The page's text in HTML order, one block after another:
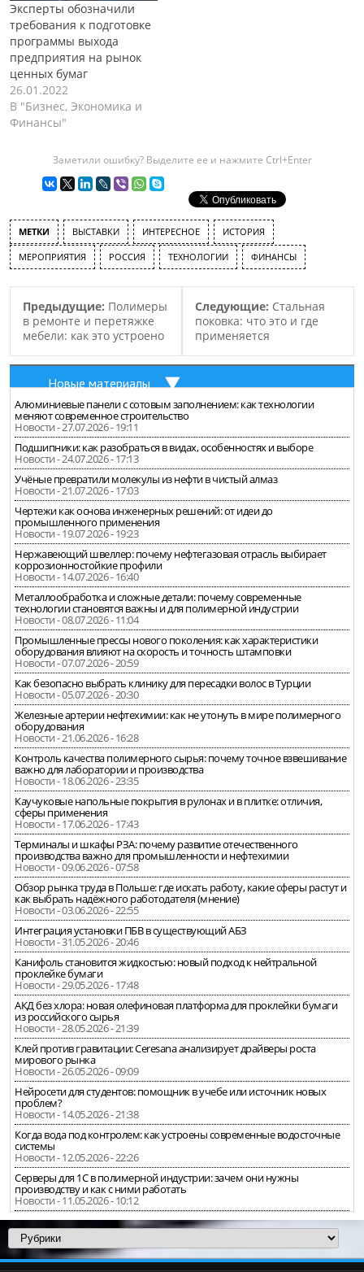
Эксперты обозначили
требования к подготовке
программы выхода
предприятия на рынок
ценных бумаг
26.01.2022
В "Бизнес, Экономика и
Финансы"
Заметили ошибку? Выделите ее и нажмите Ctrl+Enter
МЕТКИ ВЫСТАВКИ ИНТЕРЕСНОЕ ИСТОРИЯ
МЕРОПРИЯТИЯ РОССИЯ ТЕХНОЛОГИИ ФИНАНСЫ
Предыдущие: Полимеры
в ремонте и перетяжке
мебели: как это устроено
Следующие: Стальная
поковка: что это и где
применяется
Новые материалы
Алюминиевые панели с сотовым заполнением: как технологии
меняют современное строительство
Новости - 27.07.2026 - 19:11
Подшипники: как разобраться в видах, особенностях и выборе
Новости - 24.07.2026 - 17:13
Учёные превратили молекулы из нефти в чистый алмаз
Новости - 21.07.2026 - 17:03
Чертежи как основа инженерных решений: от идеи до
промышленного применения
Новости - 19.07.2026 - 19:23
Нержавеющий швеллер: почему нефтегазовая отрасль выбирает
коррозионностойкие профили
Новости - 14.07.2026 - 16:40
Металлообработка и сложные детали: почему современные
технологии становятся важны и для полимерной индустрии
Новости - 08.07.2026 - 11:04
Промышленные прессы нового поколения: как характеристики
оборудования влияют на скорость и точность штамповки
Новости - 07.07.2026 - 20:59
Как безопасно выбрать клинику для пересадки волос в Турции
Новости - 05.07.2026 - 20:30
Железные артерии нефтехимии: как не утонуть в мире полимерного
оборудования
Новости - 21.06.2026 - 16:28
Контроль качества полимерного сырья: почему точное взвешивание
важно для лаборатории и производства
Новости - 18.06.2026 - 23:35
Каучуковые напольные покрытия в рулонах и в плитке: отличия,
сферы применения
Новости - 17.06.2026 - 17:43
Терминалы и шкафы РЗА: почему развитие отечественного
производства важно для промышленности и нефтехимии
Новости - 09.06.2026 - 07:58
Обзор рынка труда в Польше: где искать работу, какие сферы растут и
как выбрать надёжного работодателя (мнение)
Новости - 03.06.2026 - 22:55
Интеграция установки ПБВ в существующий АБЗ
Новости - 31.05.2026 - 20:46
Канифоль становится жидкостью: новый подход к нейтральной
проклейке бумаги
Новости - 29.05.2026 - 17:48
АКД без хлора: новая олефиновая платформа для проклейки бумаги
из российского сырья
Новости - 28.05.2026 - 21:39
Клей против гравитации: Ceresana анализирует драйверы роста
мирового рынка
Новости - 26.05.2026 - 09:09
Нейросети для студентов: помощник в учебе или источник новых
проблем?
Новости - 14.05.2026 - 21:38
Когда вода под контролем: как устроены современные водосточные
системы
Новости - 12.05.2026 - 22:26
Серверы для 1С в полимерной индустрии: зачем они нужны
производству и как с ними работать
Новости - 11.05.2026 - 10:12